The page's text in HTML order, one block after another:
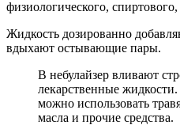
физиологического,
Жидкость дозированно
вдыхают остывающие пары.
В небулайзер вливают
лекарственные
можно использовать
масла и прочие средства.